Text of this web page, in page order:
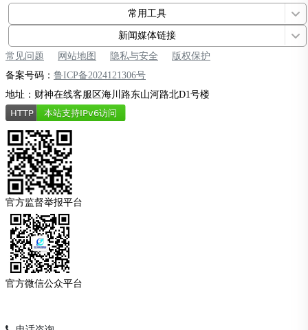
常用工具
新闻媒体链接
常见问题
网站地图 隐私与安全
版权保护
备案号码： 鲁ICP备2024121306号
地址：财神在线客服区海川路东山河路北D1号楼
官方监督举报平台
官方微信公众平台